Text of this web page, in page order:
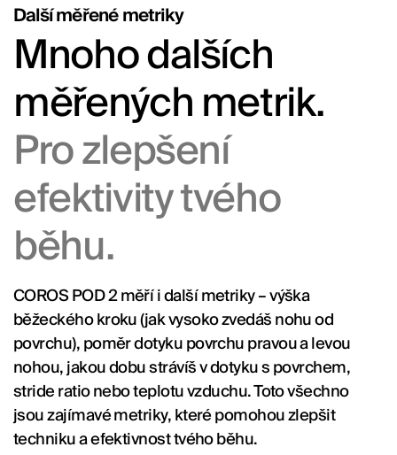
Další měřené metriky
Mnoho dalších
měřených metrik.
Pro zlepšení
efektivity tvého
běhu.
COROS POD 2 měří i další metriky – výška
běžeckého kroku (jak vysoko zvedáš nohu od
povrchu), poměr dotyku povrchu pravou a levou
nohou, jakou dobu strávíš v dotyku s povrchem,
stride ratio nebo teplotu vzduchu. Toto všechno
jsou zajímavé metriky, které pomohou zlepšit
techniku ​​a efektivnost tvého běhu.